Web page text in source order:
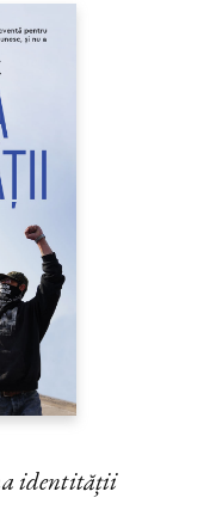
identității